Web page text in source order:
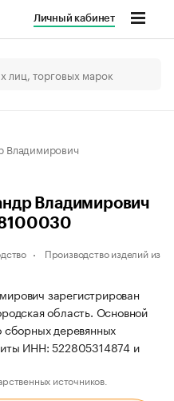
Личный кабинет
Владимирович
Владимирович
Производство изделий из
зарегистрирован
область. Основной
сборных деревянных
ИНН: 522805314874 и
источников.